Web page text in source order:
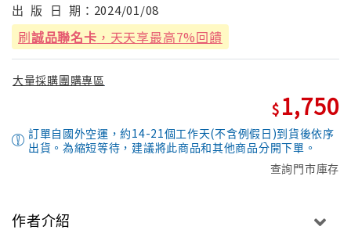
出 版 日 期： 2024/01/08
刷誠品聯名卡 ，天天享最高7%回饋
大量採購團購專區
1,750
訂單自國外空運，約14-21個工作天(不含例假日)到貨後依序
出貨。為縮短等待，建議將此商品和其他商品分開下單。
查詢門市庫存
作者介紹